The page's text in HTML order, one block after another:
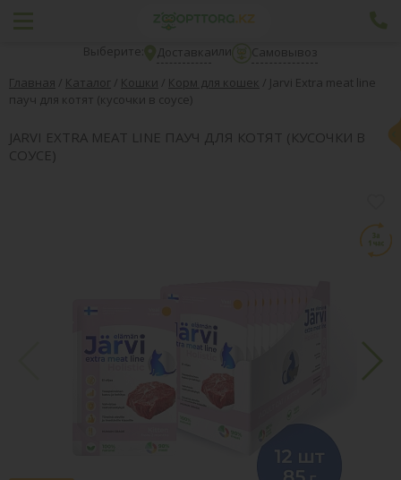
Выберите: Доставкаили
Самовывоз
Главная / Каталог / Кошки / Корм для кошек / Jarvi Extra meat line
пауч для котят (кусочки в соусе)
JARVI EXTRA MEAT LINE ПАУЧ ДЛЯ КОТЯТ (КУСОЧКИ В
СОУСЕ)